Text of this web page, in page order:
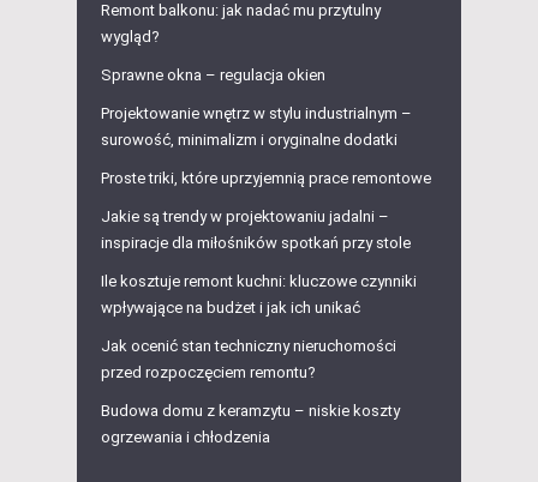
Remont balkonu: jak nadać mu przytulny
wygląd?
Sprawne okna – regulacja okien
Projektowanie wnętrz w stylu industrialnym –
surowość, minimalizm i oryginalne dodatki
Proste triki, które uprzyjemnią prace remontowe
Jakie są trendy w projektowaniu jadalni –
inspiracje dla miłośników spotkań przy stole
Ile kosztuje remont kuchni: kluczowe czynniki
wpływające na budżet i jak ich unikać
Jak ocenić stan techniczny nieruchomości
przed rozpoczęciem remontu?
Budowa domu z keramzytu – niskie koszty
ogrzewania i chłodzenia